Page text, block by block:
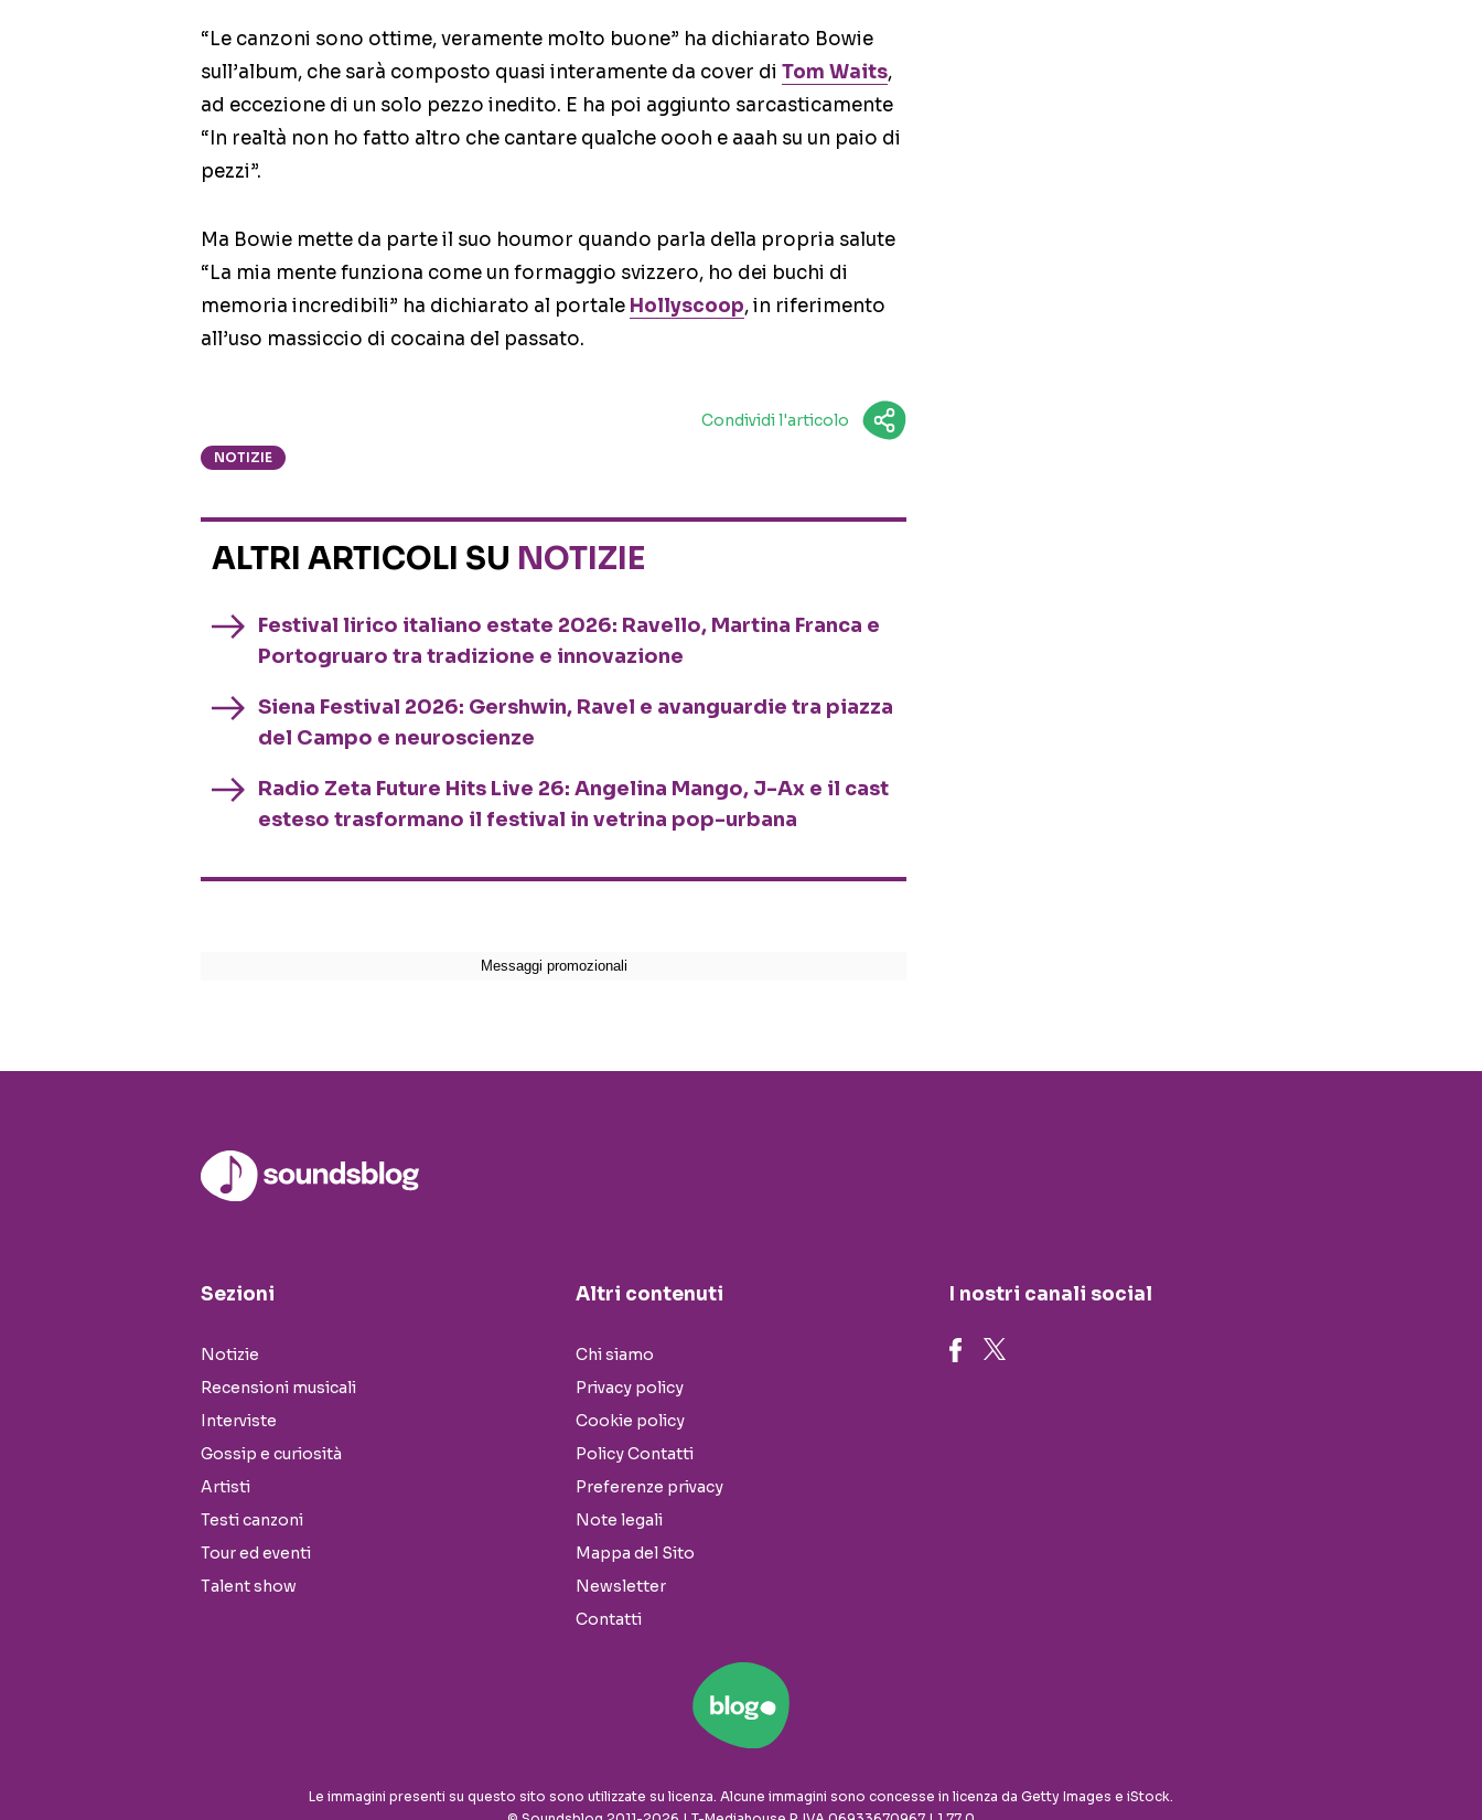
“Le canzoni sono ottime, veramente molto buone” ha dichiarato Bowie
sull’album, che sarà composto quasi interamente da cover di Tom Waits,
ad eccezione di un solo pezzo inedito. E ha poi aggiunto sarcasticamente
“In realtà non ho fatto altro che cantare qualche oooh e aaah su un paio di
pezzi”.
Ma Bowie mette da parte il suo houmor quando parla della propria salute
“La mia mente funziona come un formaggio svizzero, ho dei buchi di
memoria incredibili” ha dichiarato al portale Hollyscoop, in riferimento
all’uso massiccio di cocaina del passato.
Condividi l'articolo
NOTIZIE
ALTRI ARTICOLI SU NOTIZIE
Festival lirico italiano estate 2026: Ravello, Martina Franca e
Portogruaro tra tradizione e innovazione
Siena Festival 2026: Gershwin, Ravel e avanguardie tra piazza
del Campo e neuroscienze
Radio Zeta Future Hits Live 26: Angelina Mango, J-Ax e il cast
esteso trasformano il festival in vetrina pop-urbana
Sezioni
Notizie
Recensioni musicali
Interviste
Gossip e curiosità
Artisti
Testi canzoni
Tour ed eventi
Talent show
Altri contenuti
Chi siamo
Privacy policy
Cookie policy
Policy Contatti
Preferenze privacy
Note legali
Mappa del Sito
Newsletter
Contatti
I nostri canali social
Le immagini presenti su questo sito sono utilizzate su licenza. Alcune immagini sono concesse in licenza da Getty Images e iStock.